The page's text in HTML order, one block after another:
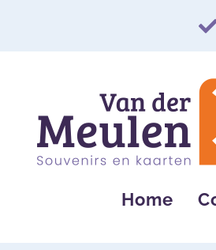
navigatie
inhoud
Home